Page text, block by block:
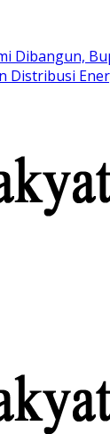
Dibangun,
Distribusi